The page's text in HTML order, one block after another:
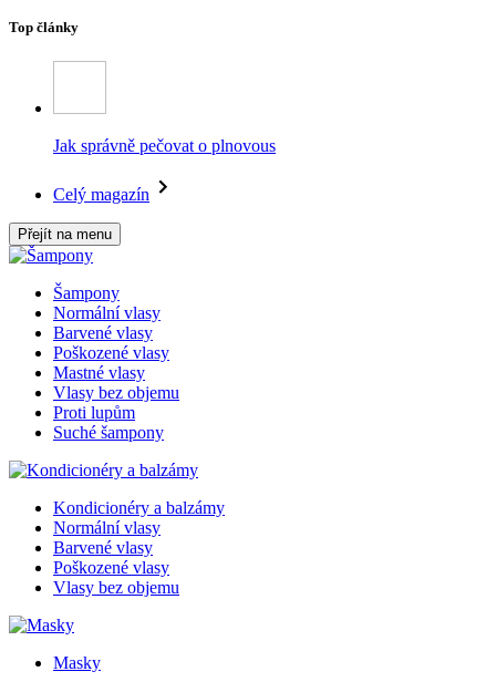
Top články
Jak správně pečovat o plnovous
Celý magazín
Přejít na menu
Šampony
Normální vlasy
Barvené vlasy
Poškozené vlasy
Mastné vlasy
Vlasy bez objemu
Proti lupům
Suché šampony
Kondicionéry a balzámy
Normální vlasy
Barvené vlasy
Poškozené vlasy
Vlasy bez objemu
Masky